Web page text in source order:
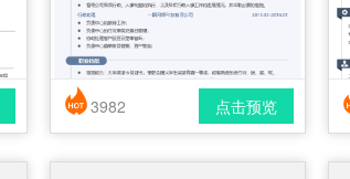
简历风格： 时尚 / 简洁 / 应届生
点击预览
3982